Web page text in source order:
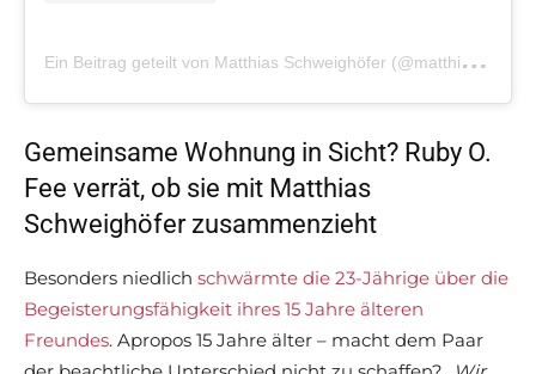
E
in Beitrag geteilt von Matthias Schweighöfer (@matthiasschweighoefer)
Gemeinsame Wohnung in Sicht? Ruby O.
Fee verrät, ob sie mit Matthias
Schweighöfer zusammenzieht
Besonders niedlich schwärmte die 23-Jährige über die
Begeisterungsfähigkeit ihres 15 Jahre älteren
Freundes. Apropos 15 Jahre älter – macht dem Paar